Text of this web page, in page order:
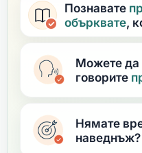
Познавате
обърквате,
Можете да
говорите
Нямате
наведнъж?